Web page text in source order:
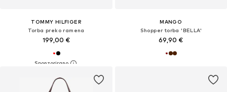
TOMMY HILFIGER
Torba preko ramena
199,00 €
MANGO
Shopper torba 'BELLA'
69,90 €